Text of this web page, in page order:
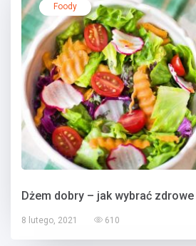
Foody
Dżem dobry – jak wybrać
8 lutego, 2021 610